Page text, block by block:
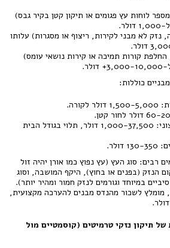
לוחות עץ פגומים או תיקון קטן בקיר גבס)
נזק לא מבני לקירות, ריצוף או מסגרות) עלותו
החלפת קורות תמיכה או קירות נושאי עומס)
כוללות:
החלפת חיפוי עץ חיצוני: 1,000-37,500 דולר, תלוי בגודל הבית
רבים: סוג העץ (עץ נפוץ כמו אורן יהיה זול
הנזק (בפנים או בחוץ), היקף המושבה, וסוג
במיוחד וגורמים לנזק חמור ומהיר יותר).
מומלץ לשכור מהנדס מבנים להערכה מקצועית,
של תיקון נזקי טרמיטים (קוסמטיים מול